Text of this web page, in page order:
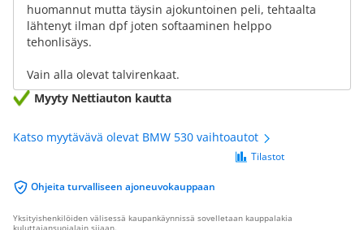
huomannut mutta täysin ajokuntoinen peli, tehtaalta
lähtenyt ilman dpf joten softaaminen helppo
tehonlisäys.
Vain alla olevat talvirenkaat.
Myyty Nettiauton kautta
Katso myytävävä olevat BMW 530 vaihtoautot
Ohjeita turvalliseen ajoneuvokauppaan
Tilastot
Yksityishenkilöiden välisessä kaupankäynnissä sovelletaan kauppalakia
kuluttajansuojalain sijaan.